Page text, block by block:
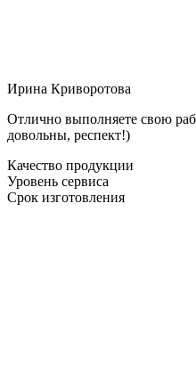
Ирина Криворотова
Отлично выполняете свою
довольны, респект!)
Качество продукции
Уровень сервиса
Срок изготовления